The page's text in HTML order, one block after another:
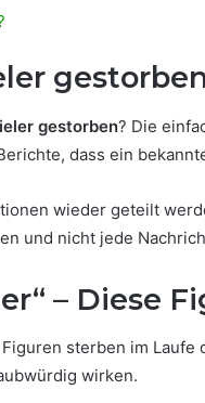
gestorben? Die
dass ein
wieder geteilt
und nicht jede
– Diese
sterben im
wirken.